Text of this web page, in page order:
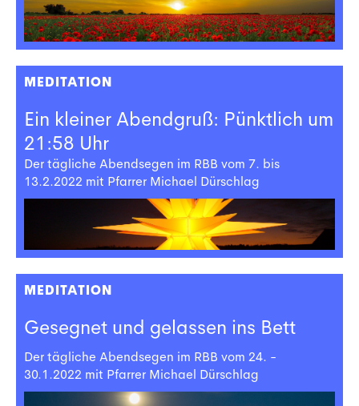
MEDITATION
Ein kleiner Abendgruß: Pünktlich um
21:58 Uhr
Der tägliche Abendsegen im RBB vom 7. bis
13.2.2022 mit Pfarrer Michael Dürschlag
MEDITATION
Gesegnet und gelassen ins Bett
Der tägliche Abendsegen im RBB vom 24. -
30.1.2022 mit Pfarrer Michael Dürschlag